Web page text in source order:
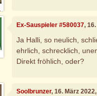
Ex-Sauspieler #580037,
Ja Halli, so neulich,
ehrlich, schrecklich,
Direkt fröhlich, oder?
Soolbrunzer, 16. März